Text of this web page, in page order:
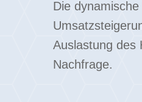
Die
Auslastung des
Nachfrage.